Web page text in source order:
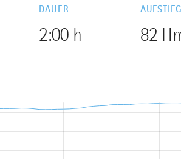
DAUER
2:00 h
AUFSTIEG
82